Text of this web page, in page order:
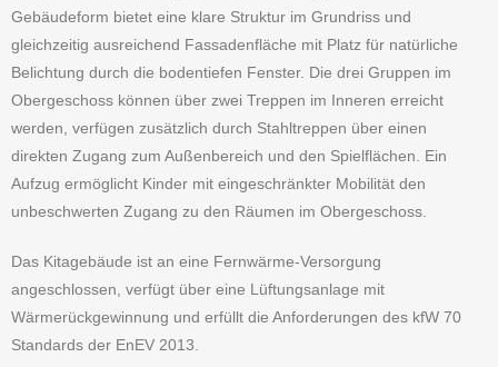
Gebäudeform bietet eine klare Struktur im Grundriss und
gleichzeitig ausreichend Fassadenfläche mit Platz für natürliche
Belichtung durch die bodentiefen Fenster. Die drei Gruppen im
Obergeschoss können über zwei Treppen im Inneren erreicht
werden, verfügen zusätzlich durch Stahltreppen über einen
direkten Zugang zum Außenbereich und den Spielflächen. Ein
Aufzug ermöglicht Kinder mit eingeschränkter Mobilität den
unbeschwerten Zugang zu den Räumen im Obergeschoss.
Das Kitagebäude ist an eine Fernwärme-Versorgung
angeschlossen, verfügt über eine Lüftungsanlage mit
Wärmerückgewinnung und erfüllt die Anforderungen des kfW 70
Standards der EnEV 2013.